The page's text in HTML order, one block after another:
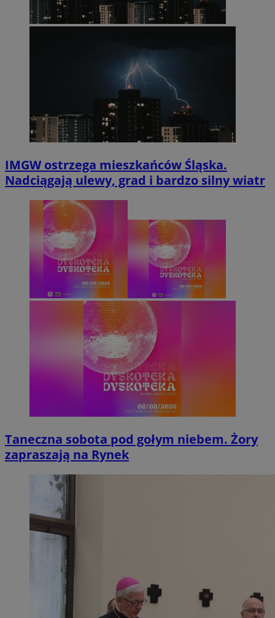
IMGW ostrzega mieszkańców Śląska.
Nadciągają ulewy, grad i bardzo silny wiatr
Taneczna sobota pod gołym niebem. Żory
zapraszają na Rynek